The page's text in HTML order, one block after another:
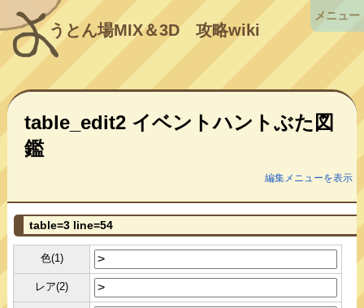
うとん場MIX＆3D攻略wiki
table_edit2 イベントハントぶた図
鑑
編集メニューを表示
table=3 line=54
色(1)
レア(2)
メニュー